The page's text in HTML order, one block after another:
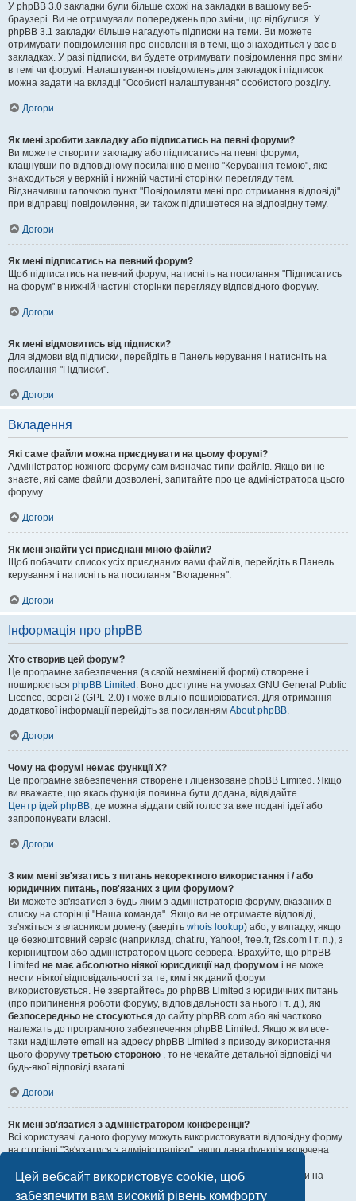
Цей вебсайт використовує cookie, щоб
забезпечити вам високий рівень комфорту
У phpBB 3.0 закладки були більше схожі на закладки в вашому веб-
браузері. Ви не отримували попереджень про зміни, що відбулися. У
phpBB 3.1 закладки більше нагадують підписки на теми. Ви можете
отримувати повідомлення про оновлення в темі, що знаходиться у вас в
закладках. У разі підписки, ви будете отримувати повідомлення про зміни
в темі чи форумі. Налаштування повідомлень для закладок і підписок
можна задати на вкладці "Особисті налаштування" особистого розділу.
Догори
Як мені зробити закладку або підписатись на певні форуми?
Ви можете створити закладку або підписатись на певні форуми,
клацнувши по відповідному посиланню в меню "Керування темою", яке
знаходиться у верхній і нижній частині сторінки перегляду тем.
Відзначивши галочкою пункт "Повідомляти мені про отримання відповіді"
при відправці повідомлення, ви також підпишетеся на відповідну тему.
Догори
Як мені підписатись на певний форум?
Щоб підписатись на певний форум, натисніть на посилання "Підписатись
на форум" в нижній частині сторінки перегляду відповідного форуму.
Догори
Як мені відмовитись від підписки?
Для відмови від підписки, перейдіть в Панель керування і натисніть на
посилання "Підписки".
Догори
Вкладення
Які саме файли можна приєднувати на цьому форумі?
Адміністратор кожного форуму сам визначає типи файлів. Якщо ви не
знаєте, які саме файли дозволені, запитайте про це адміністратора цього
форуму.
Догори
Як мені знайти усі приєднані мною файли?
Щоб побачити список усіх приєднаних вами файлів, перейдіть в Панель
керування і натисніть на посилання "Вкладення".
Догори
Інформація про phpBB
Хто створив цей форум?
Це програмне забезпечення (в своїй незміненій формі) створене і
поширюється phpBB Limited . Воно доступне на умовах GNU General Public
Licence, версії 2 (GPL-2.0) і може вільно поширюватися. Для отримання
додаткової інформації перейдіть за посиланням About phpBB.
Догори
Чому на форумі немає функції X?
Це програмне забезпечення створене і ліцензоване phpBB Limited. Якщо
ви вважаєте, що якась функція повинна бути додана, відвідайте
Центр ідей phpBB, де можна віддати свій голос за вже подані ідеї або
запропонувати власні.
Догори
З ким мені зв'язатись з питань некоректного використання і / або
юридичних питань, пов'язаних з цим форумом?
Ви можете зв'язатися з будь-яким з адміністраторів форуму, вказаних в
списку на сторінці "Наша команда". Якщо ви не отримаєте відповіді,
зв'яжіться з власником домену (введіть whois lookup) або, у випадку, якщо
це безкоштовний сервіс (наприклад, chat.ru, Yahoo!, free.fr, f2s.com і т. п.), з
керівництвом або адміністратором цього сервера. Врахуйте, що phpBB
Limited не має абсолютно ніякої юрисдикції над форумом і не може
нести ніякої відповідальності за те, ким і як даний форум
використовується. Не звертайтесь до phpBB Limited з юридичних питань
(про припинення роботи форуму, відповідальності за нього і т. д.), які
безпосередньо не стосуються до сайту phpBB.com або які частково
належать до програмного забезпечення phpBB Limited. Якщо ж ви все-
таки надішлете email на адресу phpBB Limited з приводу використання
цього форуму третьою стороною , то не чекайте детальної відповіді чи
будь-якої відповіді взагалі.
Догори
Як мені зв'язатися з адміністратором конференції?
Всі користувачі даного форуму можуть використовувати відповідну форму
на сторінці "Зв'язатися з адміністрацією", якщо дана функція включена
Зареєстровані користувачі також можуть скористатися контактами на
сторінці "Наша команда".